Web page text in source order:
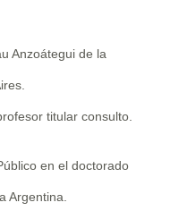
Anzoátegui de la
titular consulto.
en el doctorado
Argentina.